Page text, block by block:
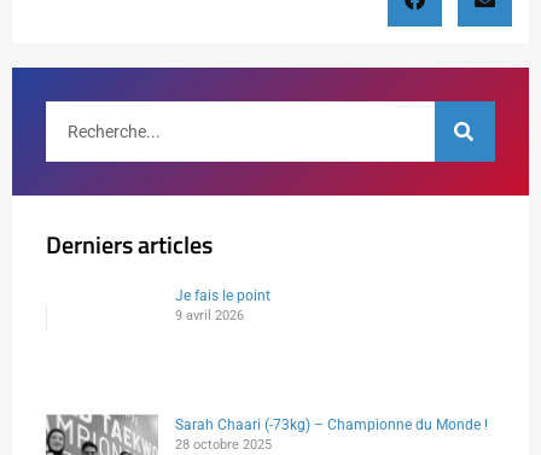
Derniers articles
Je fais le point
9 avril 2026
Sarah Chaari (-73kg) – Championne du Monde !
28 octobre 2025